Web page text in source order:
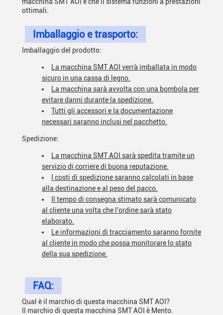
ottimali.
Imballaggio e trasporto:
Imballaggio del prodotto:
La macchina SMT AOI verrà imballata in modo
sicuro in una cassa di legno.
La macchina sarà avvolta con una bombola per
evitare danni durante la spedizione.
Tutti gli accessori e la documentazione
necessari saranno inclusi nel pacchetto.
Spedizione:
La macchina SMT AOI sarà spedita tramite un
servizio di corriere di buona reputazione.
I costi di spedizione saranno calcolati in base
alla destinazione e al peso del pacco.
Il tempo di consegna stimato sarà comunicato
al cliente una volta che l'ordine sarà stato
elaborato.
Le informazioni di tracciamento saranno fornite
al cliente in modo che possa monitorare lo stato
della sua spedizione.
FAQ:
Qual è il marchio di questa macchina SMT AOI?
Il marchio di questa macchina SMT AOI è Mento.